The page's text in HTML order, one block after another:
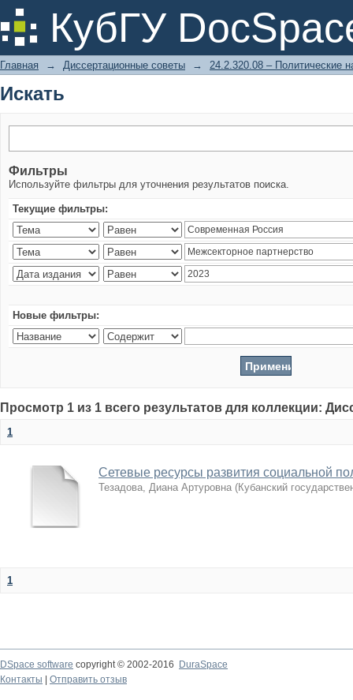
КубГУ
Искать
Главная → Диссертационные советы → 24.2.320.08 – Политические
Искать
Фильтры
Используйте фильтры для уточнения результатов поиска.
Текущие фильтры:
Новые фильтры:
Просмотр 1 из 1 всего результатов для коллекции:
1
Сетевые ресурсы развития социальной
Тезадова, Диана Артуровна (Кубанский
1
DSpace software copyright © 2002-2016
DuraSpace
Контакты
Отправить отзыв